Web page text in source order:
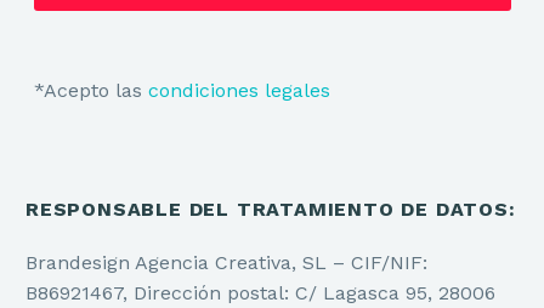
*Acepto las condiciones legales
RESPONSABLE DEL TRATAMIENTO DE DATOS:
Brandesign Agencia Creativa, SL – CIF/NIF:
B86921467, Dirección postal: C/ Lagasca 95, 28006